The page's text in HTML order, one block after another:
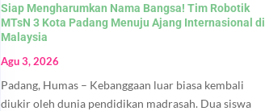
Siap Mengharumkan Nama Bangsa! Tim Robotik
MTsN 3 Kota Padang Menuju Ajang Internasional di
Malaysia
Agu 3, 2026
Padang, Humas – Kebanggaan luar biasa kembali
diukir oleh dunia pendidikan madrasah. Dua siswa